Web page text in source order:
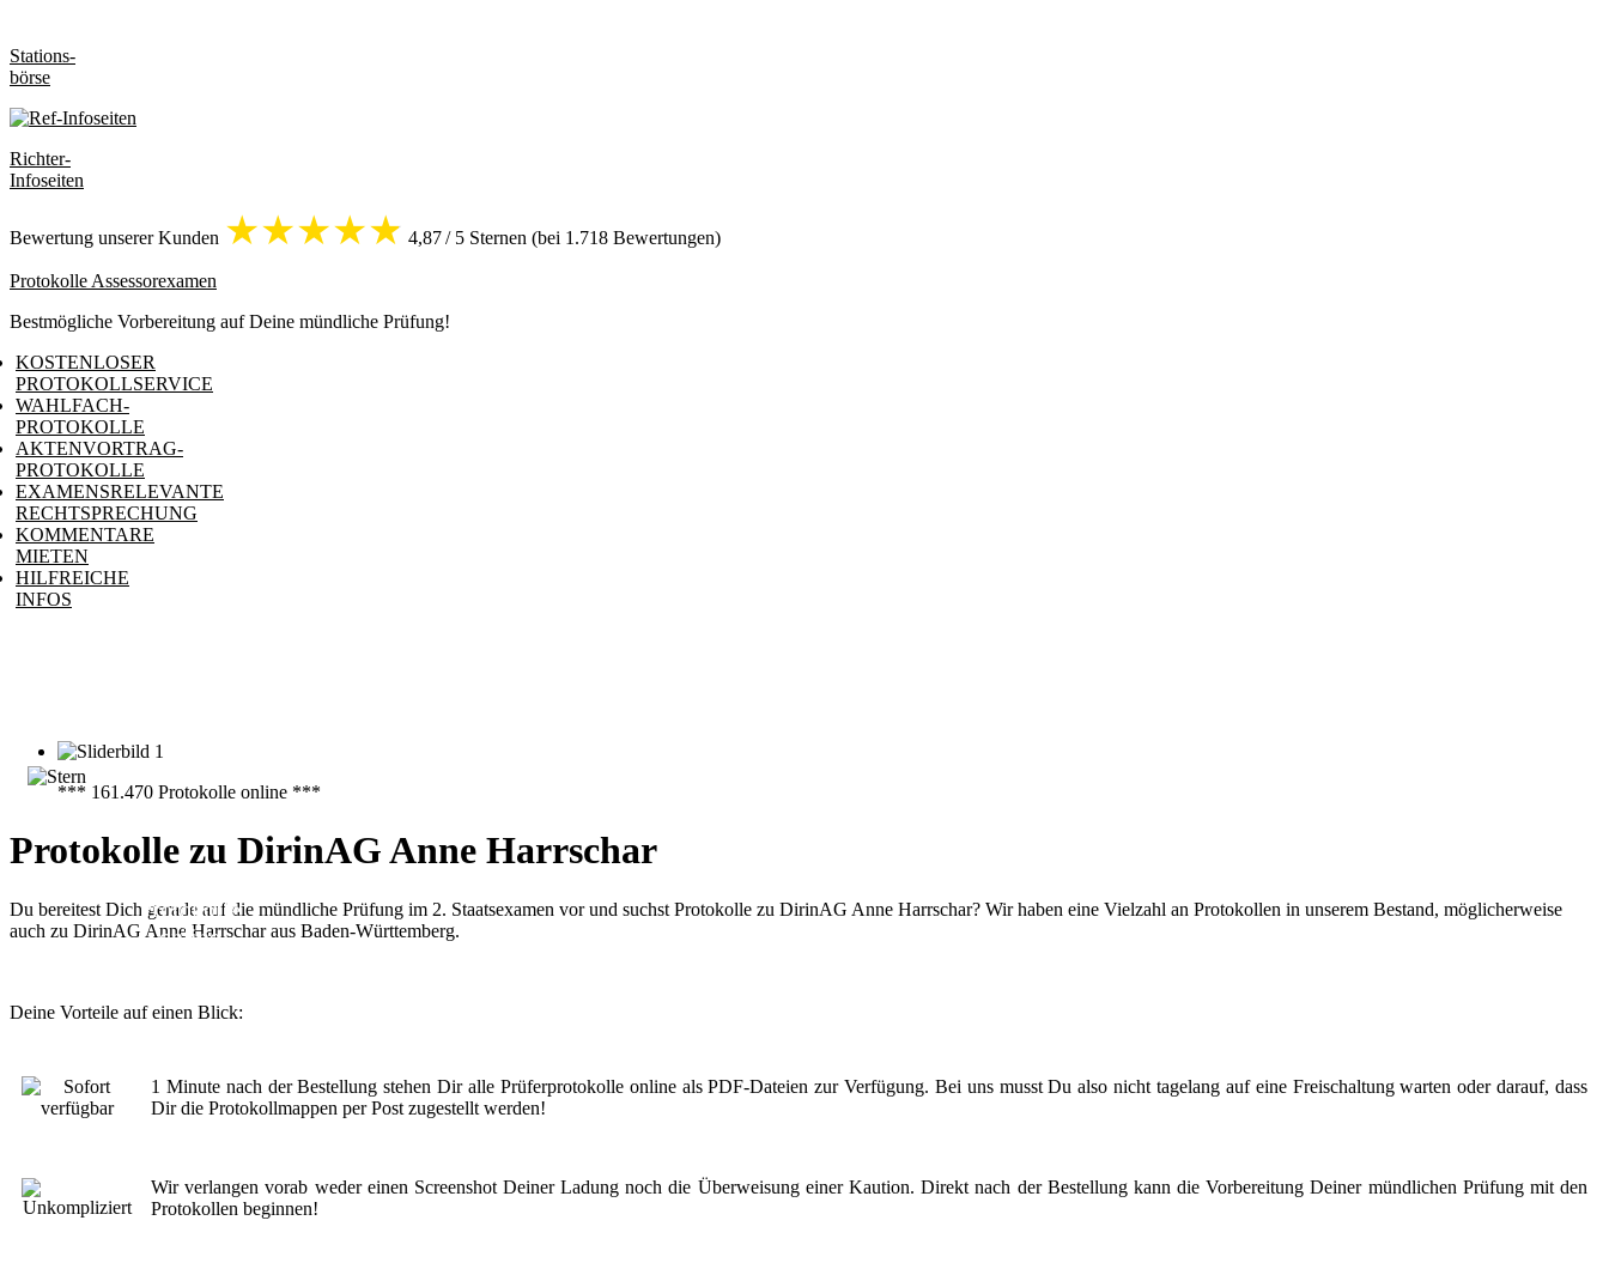
Stations-
börse
Richter-
Infoseiten
Bewertung unserer Kunden ★★★★★ 4,87 / 5 Sternen (bei 1.718 Bewertungen)
Protokolle Assessorexamen
Bestmögliche Vorbereitung auf Deine mündliche Prüfung!
KOSTENLOSER
PROTOKOLLSERVICE
WAHLFACH-
PROTOKOLLE
AKTENVORTRAG-
PROTOKOLLE
EXAMENSRELEVANTE
RECHTSPRECHUNG
KOMMENTARE
MIETEN
HILFREICHE
INFOS
Protokolle
online
*** 161.470 Protokolle online ***
Protokolle zu DirinAG Anne Harrschar
Du bereitest Dich gerade auf die mündliche Prüfung im 2. Staatsexamen vor und suchst Protokolle zu DirinAG Anne Harrschar? Wir haben eine Vielzahl an Protokollen in unserem Bestand, möglicherweise
auch zu DirinAG Anne Harrschar aus Baden-Württemberg.
Deine Vorteile auf einen Blick:
1 Minute nach der Bestellung stehen Dir alle Prüferprotokolle online als PDF-Dateien zur Verfügung. Bei uns musst Du also nicht tagelang auf eine Freischaltung warten oder darauf, dass
Dir die Protokollmappen per Post zugestellt werden!
Wir verlangen vorab weder einen Screenshot Deiner Ladung noch die Überweisung einer Kaution. Direkt nach der Bestellung kann die Vorbereitung Deiner mündlichen Prüfung mit den
Protokollen beginnen!